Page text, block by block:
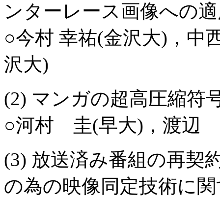
ンターレース画像へ
○今村 幸祐(金沢大)，中
沢大)
(2) マンガの超高圧縮符
○河村 圭(早大)，渡辺
(3) 放送済み番組の再契
の為の映像同定技術に